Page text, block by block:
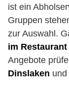
ist ein
Gruppen
zur Auswahl.
im
Angebote
Dinslaken und